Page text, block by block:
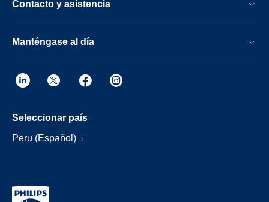
Contacto y asistencia
Manténgase al día
Seleccionar país
Peru (Español)